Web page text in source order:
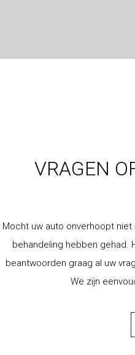
VRAGEN
Mocht uw auto onverhoopt
behandeling hebben gehad.
beantwoorden graag al uw
We zijn